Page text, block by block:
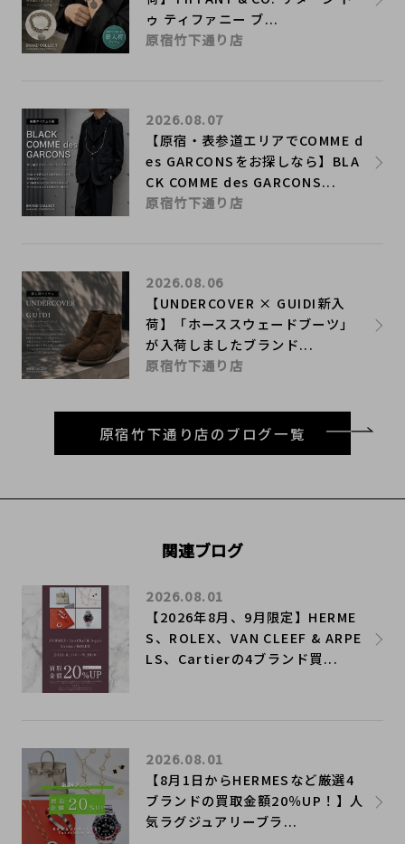
ゥ ティファニー ブ...
原宿竹下通り店
【原宿・表参道エリアでCOMME d
es GARCONSをお探しなら】BLA
CK COMME des GARCONS...
2026.08.07
原宿竹下通り店
【UNDERCOVER × GUIDI新入
荷】「ホーススウェードブーツ」
が入荷しましたブランド...
2026.08.06
原宿竹下通り店
原宿竹下通り店のブログ一覧
関連ブログ
【2026年8月、9月限定】HERME
S、ROLEX、VAN CLEEF & ARPE
LS、Cartierの4ブランド買...
2026.08.01
【8月1日からHERMESなど厳選4
ブランドの買取金額20％UP！】人
気ラグジュアリーブラ...
2026.08.01